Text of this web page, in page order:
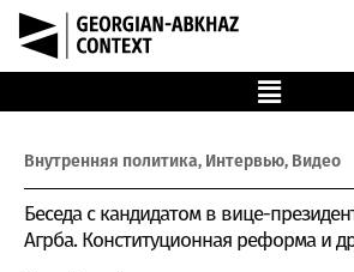
Внутренняя политика, Интервью, Видео
Беседа с кандидатом в вице-
Агрба. Конституционная реформа и